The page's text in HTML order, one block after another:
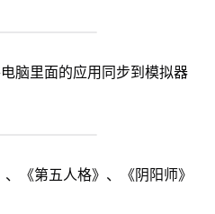
脑里面的应用同步到模拟器
《第五人格》、《阴阳师》